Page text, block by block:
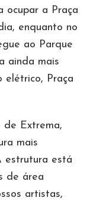
ocupar a Praça
enquanto no
ao Parque
ainda mais
elétrico, Praça
Extrema,
mais
estrutura está
de área
artistas,